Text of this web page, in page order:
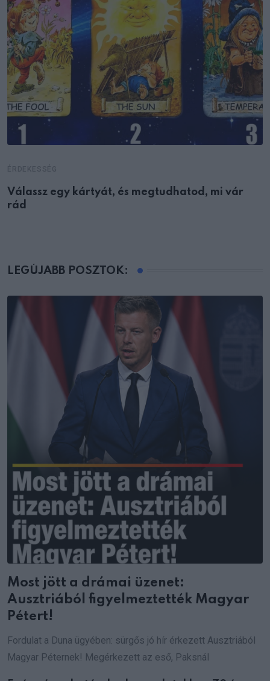
Válassz egy kártyát, és megtudhatod, mi vár
rád
LEGÚJABB POSZTOK:
Most jött a drámai üzenet:
Ausztriából figyelmeztették Magyar
Pétert!
Fordulat a Duna ügyében: sürgős jó hír érkezett Ausztriából
Magyar Péternek! Megérkezett az eső, Paksnál